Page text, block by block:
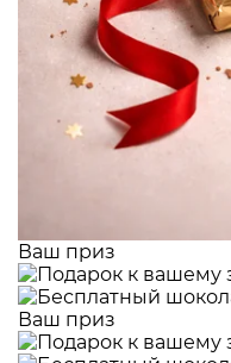
Ваш приз
Ваш приз